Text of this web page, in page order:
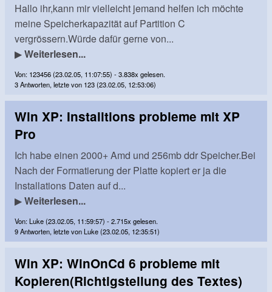
Hallo ihr,kann mir vielleicht jemand helfen ich möchte
meine Speicherkapazität auf Partition C
vergrössern.Würde dafür gerne von...
▶Weiterlesen...
Von: 123456 (23.02.05, 11:07:55) - 3.838x gelesen.
3 Antworten, letzte von 123 (23.02.05, 12:53:06)
Win XP: Installtions probleme mit XP
Pro
Ich habe einen 2000+ Amd und 256mb ddr Speicher.Bei
Nach der Formatierung der Platte kopiert er ja die
Installations Daten auf d...
▶Weiterlesen...
Von: Luke (23.02.05, 11:59:57) - 2.715x gelesen.
9 Antworten, letzte von Luke (23.02.05, 12:35:51)
Win XP: WinOnCd 6 probleme mit
Kopieren(Richtigstellung des Textes)